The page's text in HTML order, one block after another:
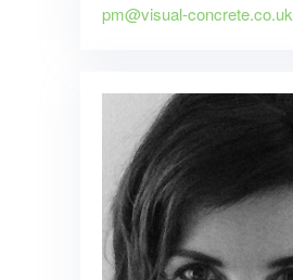
pm@visual-concrete.co.uk